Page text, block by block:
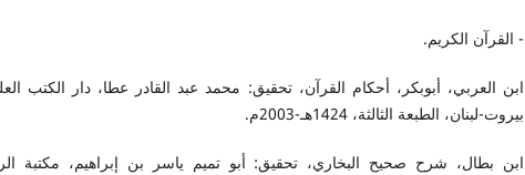
- القرآن الكريم.
ابن العربي، أبوبكر، أحكام القرآن، تحقيق: محمد عبد القادر عطا، دار الكتب
بيروت-لبنان، الطبعة الثالثة، 1424هـ-2003م.
ابن بطال، شرح صحيح البخاري، تحقيق: أبو تميم ياسر بن إبراهيم، مكتبة